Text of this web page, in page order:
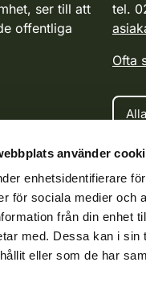
använder
enhetsidentifierare
för sociala medier och
från din enhet
med. Dessa kan i sin
eller som de har
ser till att
offentliga
tel.
Ofta
Oma